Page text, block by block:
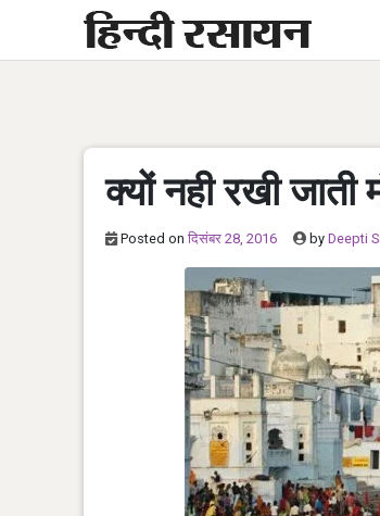
content
क्यों नही रखी जाती
Posted on दिसंबर 28, 2016 by Deepti